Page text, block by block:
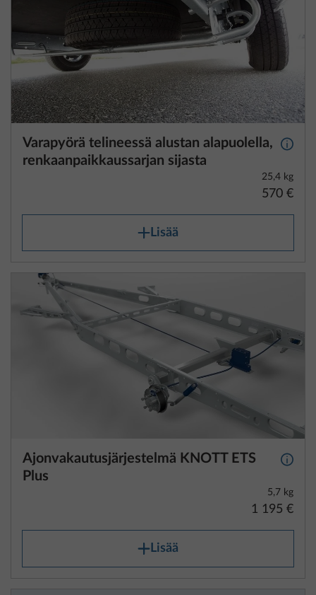
Varapyörä telineessä alustan alapuolella,
renkaanpaikkaussarjan sijasta
25,4 kg
570 €
Lisää
Ajonvakautusjärjestelmä KNOTT ETS
Plus
5,7 kg
1 195 €
Lisää